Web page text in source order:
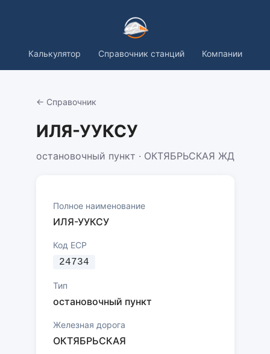
Калькулятор Справочник станций Компании
← Справочник
ИЛЯ-УУКСУ
остановочный пункт · ОКТЯБРЬСКАЯ ЖД
Полное наименование
ИЛЯ-УУКСУ
Код ЕСР
24734
Тип
остановочный пункт
Железная дорога
ОКТЯБРЬСКАЯ